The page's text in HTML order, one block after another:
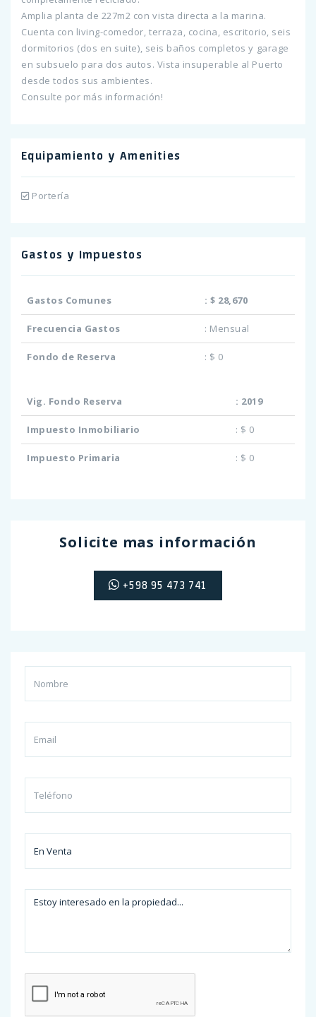
Amplia planta de 227m2 con vista directa a la marina.
Cuenta con living-comedor, terraza, cocina, escritorio, seis
dormitorios (dos en suite), seis baños completos y garage
en subsuelo para dos autos. Vista insuperable al Puerto
desde todos sus ambientes.
Consulte por más información!
Equipamiento y Amenities
Portería
Gastos y Impuestos
Gastos Comunes : $ 28,670
Frecuencia Gastos : Mensual
Fondo de Reserva : $ 0
Vig. Fondo Reserva : 2019
Impuesto Inmobiliario : $ 0
Impuesto Primaria : $ 0
Solicite mas información
+598 95 473 741